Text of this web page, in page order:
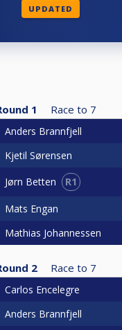
UPDATED
1 Race to 7
Anders Brannfjell
Kjetil Sørensen
Jørn Betten R1
Mats Engan
Mathias Johannessen
2 Race to 7
Carlos Encelegre
Anders Brannfjell